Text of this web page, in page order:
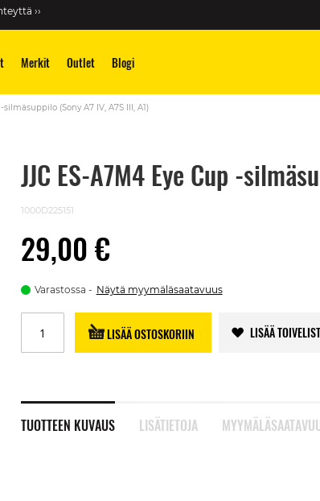
››
Merkit Outlet Blogi
(Sony A7 IV, A7S III, A1)
JJC ES-A7M4 Eye Cup -
1000D225151
29,00 €
Varastossa Näytä myymäläsaatavuus
LISÄÄ OSTOSKORIIN LISÄÄ
TUOTTEEN KUVAUS LISÄTIETOJA